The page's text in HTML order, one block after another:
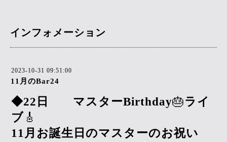
インフォメーション
2023-10-31 09:51:00
11月のBar24
◆22 日 マスターBirthday🎂ライ
ブ 🎸
11 月お誕生日のマスターのお祝い